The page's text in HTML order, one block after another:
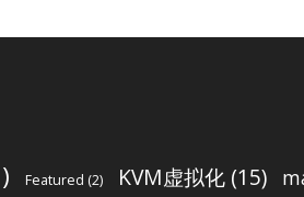
Featured (2) KVM虚拟化 (15)